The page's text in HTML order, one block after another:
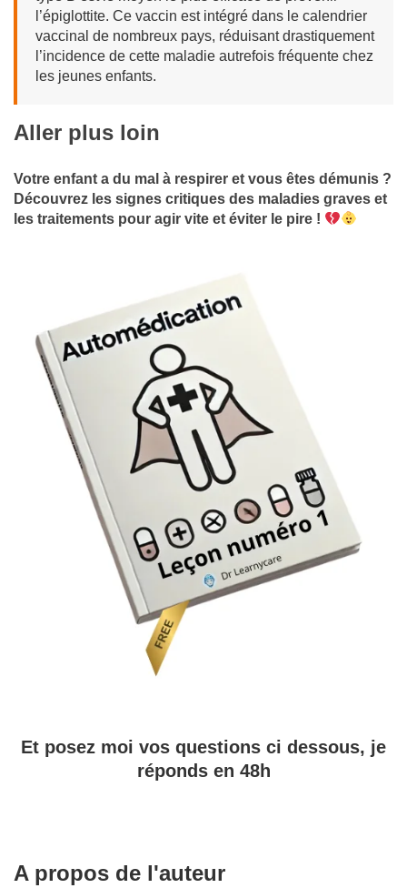
l’épiglottite. Ce vaccin est intégré dans le calendrier
vaccinal de nombreux pays, réduisant drastiquement
l’incidence de cette maladie autrefois fréquente chez
les jeunes enfants.
Aller plus loin
Votre enfant a du mal à respirer et vous êtes démunis ?
Découvrez les signes critiques des maladies graves et
les traitements pour agir vite et éviter le pire !
Et posez moi vos questions ci dessous, je
réponds en 48h
A propos de l'auteur